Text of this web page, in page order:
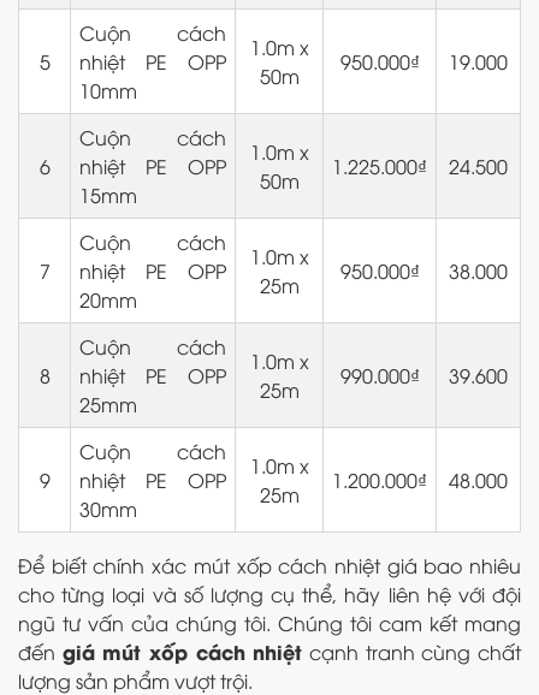
5
Cuộn cách
nhiệt PE OPP
10mm
1.0m x
50m
950.000₫ 19.000
6
Cuộn cách
nhiệt PE OPP
15mm
1.0m x
50m
1.225.000₫ 24.500
7
Cuộn cách
nhiệt PE OPP
20mm
1.0m x
25m
950.000₫ 38.000
8
Cuộn cách
nhiệt PE OPP
25mm
1.0m x
25m
990.000₫ 39.600
9
Cuộn cách
nhiệt PE OPP
30mm
1.0m x
25m
1.200.000₫ 48.000
Để biết chính xác mút xốp cách nhiệt giá bao nhiêu
cho từng loại và số lượng cụ thể, hãy liên hệ với đội
ngũ tư vấn của chúng tôi. Chúng tôi cam kết mang
đến giá mút xốp cách nhiệt cạnh tranh cùng chất
lượng sản phẩm vượt trội.